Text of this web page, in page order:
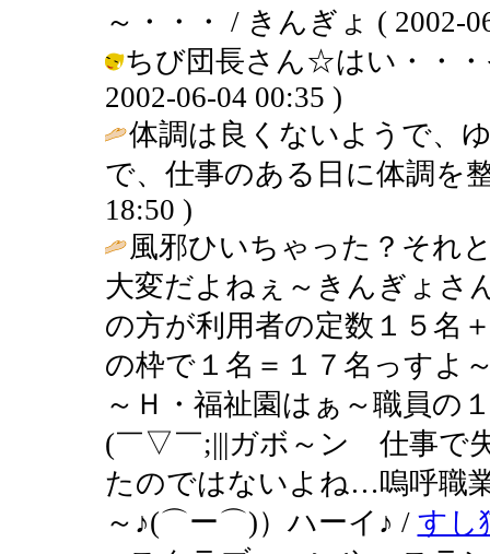
～・・・ / きんぎょ ( 2002-
ちび団長さん☆はい・・
2002-06-04 00:35 )
体調は良くないようで、
で、仕事のある日に体調を
18:50 )
風邪ひいちゃった？そ
大変だよねぇ～きんぎょさ
の方が利用者の定数１５名
の枠で１名＝１７名っす
～Ｈ・福祉園はぁ～職員の
(￣▽￣;|||ガボ～ン 仕事で失敗
たのではないよね…嗚呼職
～♪(⌒ー⌒)）ハーイ♪ / すし